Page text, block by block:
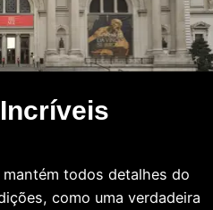
todos detalhes do
como uma verdadeira